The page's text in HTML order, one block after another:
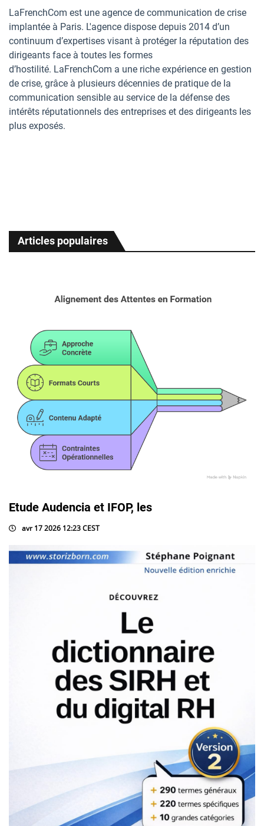
LaFrenchCom est une agence de communication de crise
implantée à Paris. L'agence dispose depuis 2014 d’un
continuum d’expertises visant à protéger la réputation des
dirigeants face à toutes les formes
d’hostilité. LaFrenchCom a une riche expérience en gestion
de crise, grâce à plusieurs décennies de pratique de la
communication sensible au service de la défense des
intérêts réputationnels des entreprises et des dirigeants les
plus exposés.
Articles populaires
Etude Audencia et IFOP, les
avr 17 2026 12:23 CEST